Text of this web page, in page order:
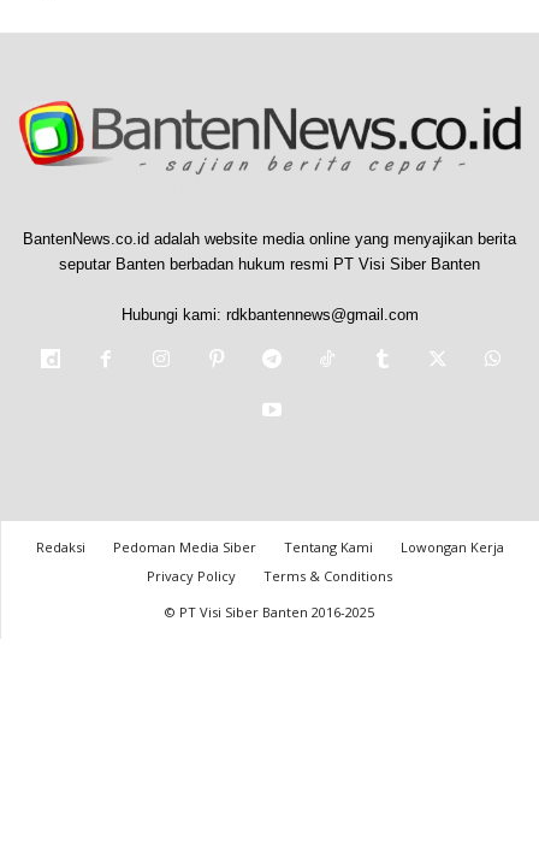
BantenNews.co.id adalah website media online yang menyajikan berita
seputar Banten berbadan hukum resmi PT Visi Siber Banten
Hubungi kami: rdkbantennews@gmail.com
Redaksi Pedoman Media Siber Tentang Kami
Lowongan Kerja
Privacy Policy
Terms & Conditions
© PT Visi Siber Banten 2016-2025